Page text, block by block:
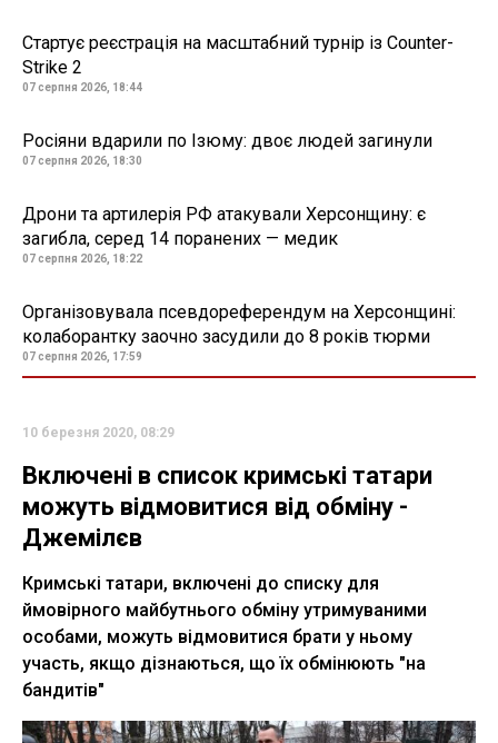
Стартує реєстрація на масштабний турнір із Counter-
Strike 2
07 серпня 2026, 18:44
Росіяни вдарили по Ізюму: двоє людей загинули
07 серпня 2026, 18:30
Дрони та артилерія РФ атакували Херсонщину: є
загибла, серед 14 поранених — медик
07 серпня 2026, 18:22
Організовувала псевдореферендум на Херсонщині:
колаборантку заочно засудили до 8 років тюрми
07 серпня 2026, 17:59
10 березня 2020, 08:29
Включені в список кримські татари
можуть відмовитися від обміну -
Джемілєв
Кримські татари, включені до списку для
ймовірного майбутнього обміну утримуваними
особами, можуть відмовитися брати у ньому
участь, якщо дізнаються, що їх обмінюють "на
бандитів"